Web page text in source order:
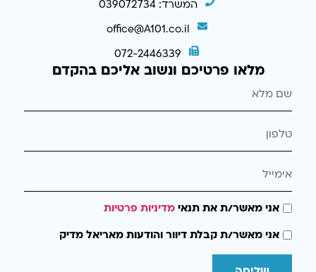
המשרד: 039072734
office@A101.co.il
072-2446339
מלאו פרטיכם ונשוב אליכם בהקדם
אני מאשר/ת את תנאימדיניות פרטיות
אני מאשר/ת קבלת דיוור והודעות מאריאל מדיק